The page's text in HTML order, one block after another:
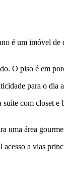
é um imóvel
O piso é em
para o dia
suíte com closet
uma área
a vias